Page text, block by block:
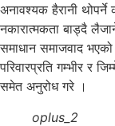
अनावश्यक हैरानी
नकारात्मकता बाड्दै
समाधान समाजवाद भएको
परिवारप्रति गम्भीर र
समेत अनुरोध गरे ।
oplus_2